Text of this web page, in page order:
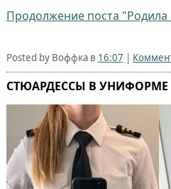
Продолжение поста "Родила
Posted by Воффка в 16:07
СТЮАРДЕССЫ В УНИФОРМЕ